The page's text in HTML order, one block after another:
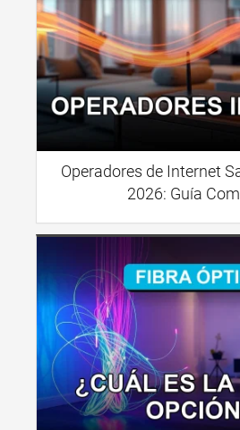
Operadores de Internet
2026: Guía